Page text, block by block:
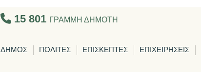
15 801 ΓΡΑΜΜΗ ΔΗΜΟΤΗ
ΔΗΜΟΣ ΠΟΛΙΤΕΣ ΕΠΙΣΚΕΠΤΕΣ ΕΠΙΧΕΙΡΗΣΕΙΣ